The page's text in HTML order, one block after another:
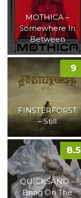
MOTHICA –
Somewhere In
Between
FINSTERFORST
– Still
9
QUICKSAND –
Bring On The
8.5